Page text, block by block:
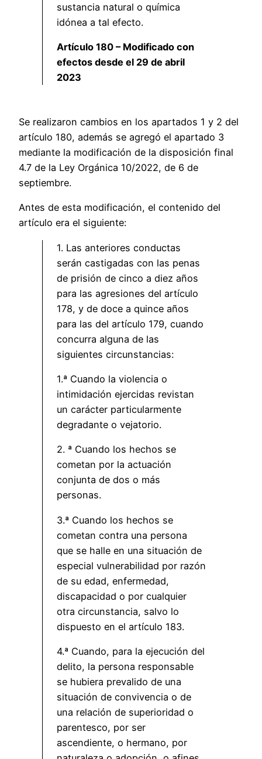
sustancia natural o química
idónea a tal efecto.
Artículo 180 – Modificado con
efectos desde el 29 de abril
2023
Se realizaron cambios en los apartados 1 y 2 del
artículo 180, además se agregó el apartado 3
mediante la modificación de la disposición final
4.7 de la Ley Orgánica 10/2022, de 6 de
septiembre.
Antes de esta modificación, el contenido del
artículo era el siguiente:
1. Las anteriores conductas
serán castigadas con las penas
de prisión de cinco a diez años
para las agresiones del artículo
178, y de doce a quince años
para las del artículo 179, cuando
concurra alguna de las
siguientes circunstancias:
1.ª Cuando la violencia o
intimidación ejercidas revistan
un carácter particularmente
degradante o vejatorio.
2. ª Cuando los hechos se
cometan por la actuación
conjunta de dos o más
personas.
3.ª Cuando los hechos se
cometan contra una persona
que se halle en una situación de
especial vulnerabilidad por razón
de su edad, enfermedad,
discapacidad o por cualquier
otra circunstancia, salvo lo
dispuesto en el artículo 183.
4.ª Cuando, para la ejecución del
delito, la persona responsable
se hubiera prevalido de una
situación de convivencia o de
una relación de superioridad o
parentesco, por ser
ascendiente, o hermano, por